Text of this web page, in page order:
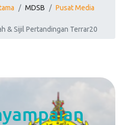
MDSB
Pusat Media
& Sijil Pertandingan Terrar20